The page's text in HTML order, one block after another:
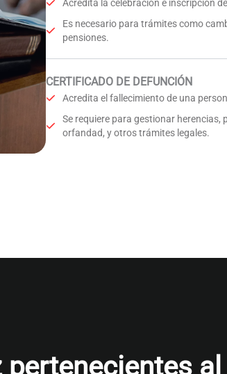
Acredita la celebración e inscripción
Es necesario para trámites como
pensiones.
CERTIFICADO DE DEFUNCIÓN
Acredita el fallecimiento de una
Se requiere para gestionar herencias,
orfandad, y otros trámites legales.